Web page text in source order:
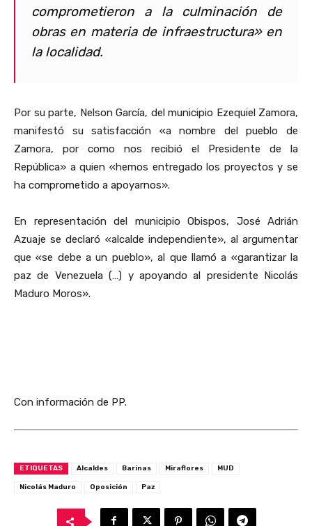
comprometieron a la culminación de
obras en materia de infraestructura» en
la localidad.
Por su parte, Nelson García, del municipio Ezequiel Zamora,
manifestó su satisfacción «a nombre del pueblo de
Zamora, por como nos recibió el Presidente de la
República» a quien «hemos entregado los proyectos y se
ha comprometido a apoyarnos».
En representación del municipio Obispos, José Adrián
Azuaje se declaró «alcalde independiente», al argumentar
que «se debe a un pueblo», al que llamó a «garantizar la
paz de Venezuela (…) y apoyando al presidente Nicolás
Maduro Moros».
Con información de PP.
ETIQUETAS Alcaldes Barinas Miraflores MUD
Nicolás Maduro Oposición Paz